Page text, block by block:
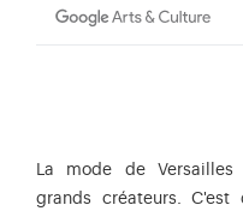
La mode de
grands créateurs. C'est